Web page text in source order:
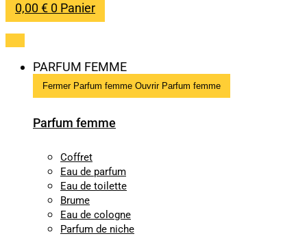
0,00€ 0 Panier
PARFUM FEMME
Fermer Parfum femme Ouvrir Parfum femme
Parfum femme
Coffret
Eau de parfum
Eau de toilette
Brume
Eau de cologne
Parfum de niche